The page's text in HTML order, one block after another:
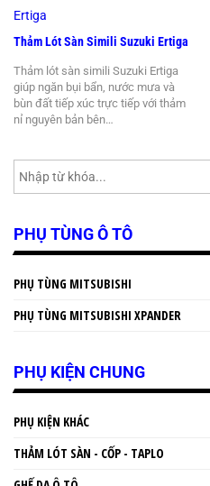
Thảm Lót Sàn Simili Suzuki Ertiga
Thảm lót sàn simili Suzuki Ertiga
giúp ngăn bụi bẩn, nước mưa và
bùn đất tiếp xúc trực tiếp với thảm
nỉ nguyên bản bên…
PHỤ TÙNG Ô TÔ
PHỤ TÙNG MITSUBISHI
PHỤ TÙNG MITSUBISHI XPANDER
PHỤ KIỆN CHUNG
PHỤ KIỆN KHÁC
THẢM LÓT SÀN - CỐP - TAPLO